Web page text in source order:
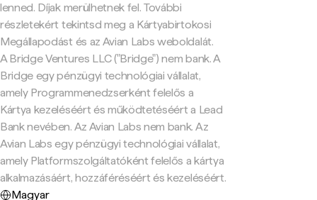
lenned. Díjak merülhetnek fel. További
részletekért tekintsd meg a Kártyabirtokosi
Megállapodást és az Avian Labs weboldalát.
A Bridge Ventures LLC ("Bridge") nem bank. A
Bridge egy pénzügyi technológiai vállalat,
amely Programmenedzserként felelős a
Kártya kezeléséért és működtetéséért a Lead
Bank nevében. Az Avian Labs nem bank. Az
Avian Labs egy pénzügyi technológiai vállalat,
amely Platformszolgáltatóként felelős a kártya
alkalmazásáért, hozzáféréséért és kezeléséért.
Magyar